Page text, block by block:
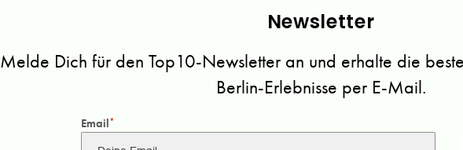
Newsletter
Melde Dich für den Top10-Newsletter an und erhalte die
Berlin-Erlebnisse per E-Mail.
Email*